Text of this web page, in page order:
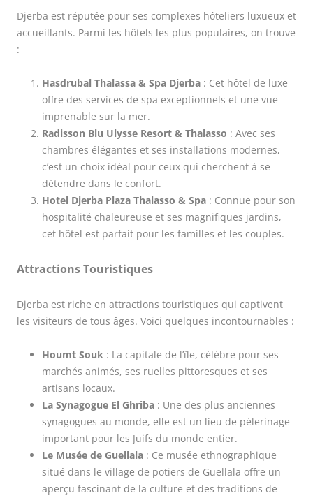
Djerba est réputée pour ses complexes hôteliers luxueux et
accueillants. Parmi les hôtels les plus populaires, on trouve
:
Hasdrubal Thalassa & Spa Djerba : Cet hôtel de luxe
offre des services de spa exceptionnels et une vue
imprenable sur la mer.
Radisson Blu Ulysse Resort & Thalasso : Avec ses
chambres élégantes et ses installations modernes,
c’est un choix idéal pour ceux qui cherchent à se
détendre dans le confort.
Hotel Djerba Plaza Thalasso & Spa : Connue pour son
hospitalité chaleureuse et ses magnifiques jardins,
cet hôtel est parfait pour les familles et les couples.
Attractions Touristiques
Djerba est riche en attractions touristiques qui captivent
les visiteurs de tous âges. Voici quelques incontournables :
Houmt Souk : La capitale de l’île, célèbre pour ses
marchés animés, ses ruelles pittoresques et ses
artisans locaux.
La Synagogue El Ghriba : Une des plus anciennes
synagogues au monde, elle est un lieu de pèlerinage
important pour les Juifs du monde entier.
Le Musée de Guellala : Ce musée ethnographique
situé dans le village de potiers de Guellala offre un
aperçu fascinant de la culture et des traditions de